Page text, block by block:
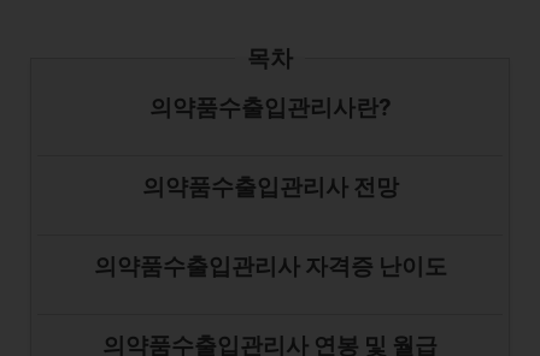
목차
의약품수출입관리사란?
의약품수출입관리사 전망
의약품수출입관리사 자격증 난이도
의약품수출입관리사 연봉 및 월급